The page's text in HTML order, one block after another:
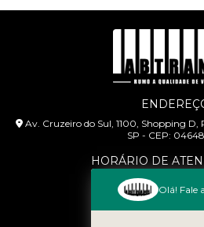
Av. Cruzeiro do Sul, 1100, Shopping D,
SP - CEP:
HORÁRIO DE
Segunda à Sexta:
CONTATO
Olá! Fale